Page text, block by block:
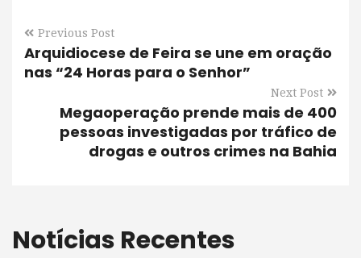
Previous Post
Arquidiocese de Feira se une em oração
nas “24 Horas para o Senhor”
Next Post
Megaoperação prende mais de 400
pessoas investigadas por tráfico de
drogas e outros crimes na Bahia
Notícias Recentes